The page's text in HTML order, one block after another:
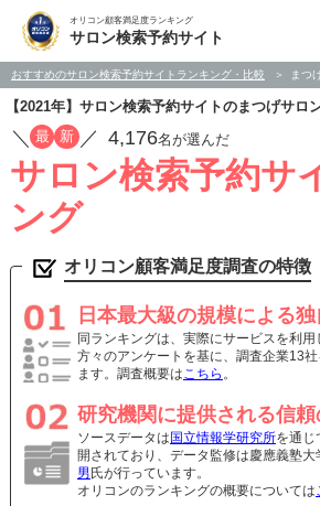
オリコン顧客満足度ランキング
サロン検索予約サイト
おすすめのサロン検索予約サイトランキング・比較 まつ
【2021年】サロン検索予約サイトのまつげサロ
／ 最 新 ／ 4,176名が選んだ
サロン検索予約サ
ング
オリコン顧客満足度調査の特徴
日本最大級の規模による
同ランキングは、実際にサービスを利
方々のアンケートを基に、調査企業13
ます。調査概要はこちら 。
研究機関に提供される信頼
ソースデータは 国立情報学研究所を通じ
開されており、データ監修は慶應義塾大
男 氏が行っています。
オリコンのランキングの概要については